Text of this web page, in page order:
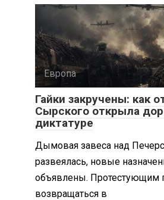
Европа
Гайки закручены: как
Сырского открыла
диктатуре
Дымовая завеса над
развеялась, новые
объявлены. Протестующим
возвращаться в